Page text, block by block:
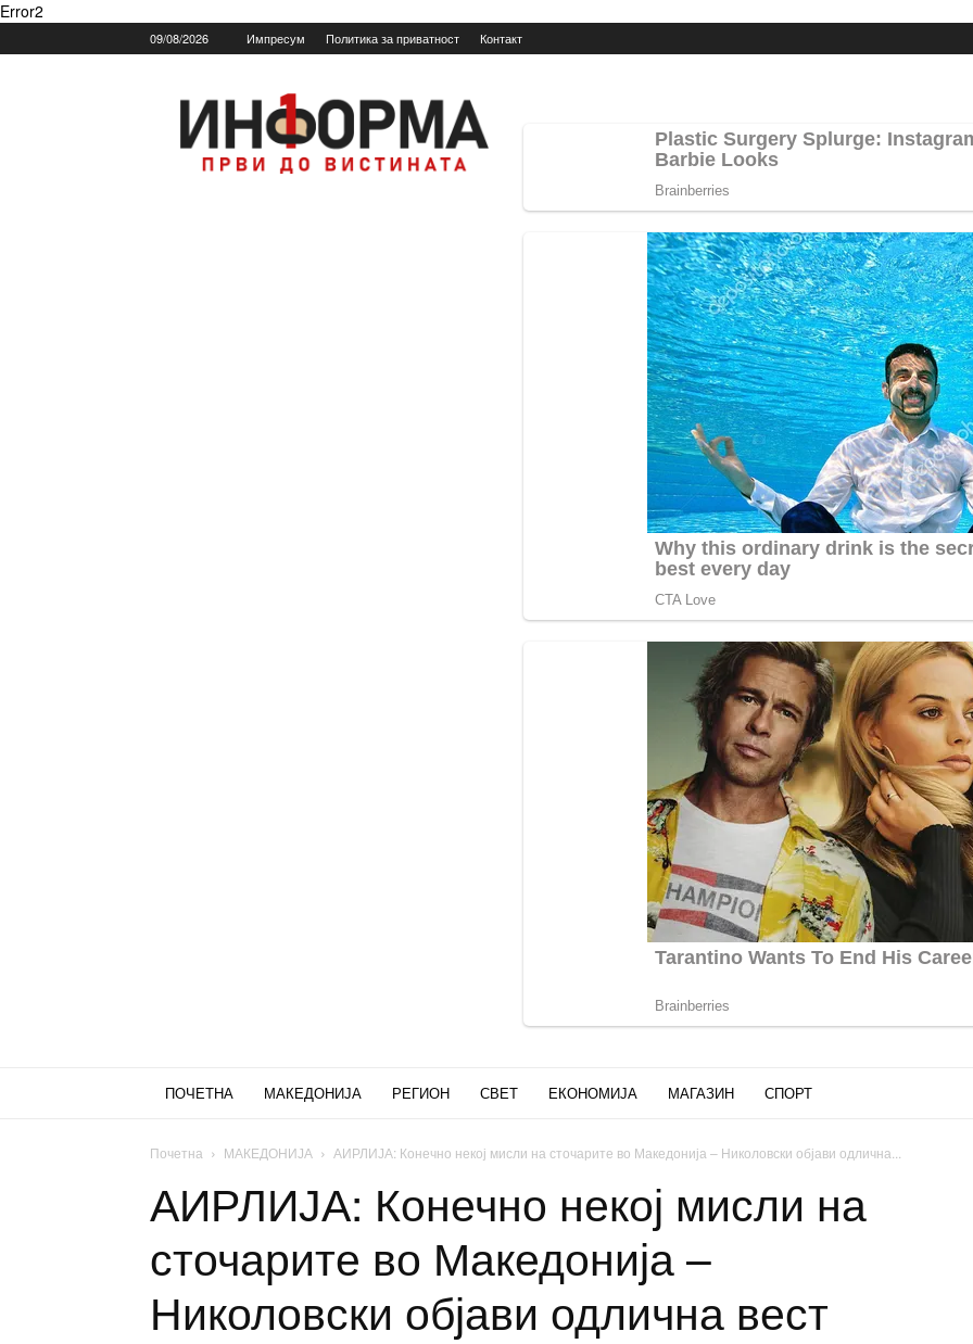
Error2
09/08/2026 Импресум Политика за приватност Контакт
Informa.mk
ПОЧЕТНА МАКЕДОНИЈА РЕГИОН СВЕТ ЕКОНОМИЈА МАГАЗИН СПОРТ
Почетна МАКЕДОНИЈА АИРЛИЈА: Конечно некој мисли на сточарите во Македонија – Николовски објави одлична...
АИРЛИЈА: Конечно некој мисли на
сточарите во Македонија –
Николовски објави одлична вест